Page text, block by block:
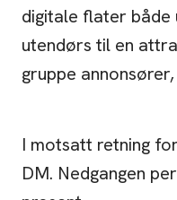
digitale flater både
utendørs til en
gruppe
I motsatt retning
DM. Nedgangen